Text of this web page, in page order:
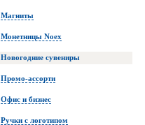
Магниты
Монетницы Noex
Новогодние сувениры
Промо-ассорти
Офис и бизнес
Ручки с логотипом